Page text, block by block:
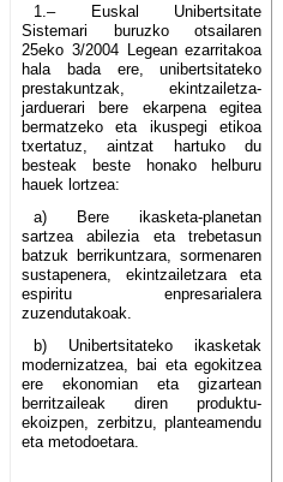
1.– Euskal Unibertsitate
Sistemari buruzko otsailaren
25eko 3/2004 Legean ezarritakoa
hala bada ere, unibertsitateko
prestakuntzak, ekintzailetza-
jarduerari bere ekarpena egitea
bermatzeko eta ikuspegi etikoa
txertatuz, aintzat hartuko du
besteak beste honako helburu
hauek lortzea:
a) Bere ikasketa-planetan
sartzea abilezia eta trebetasun
batzuk berrikuntzara, sormenaren
sustapenera, ekintzailetzara eta
espiritu enpresarialera
zuzendutakoak.
b) Unibertsitateko ikasketak
modernizatzea, bai eta egokitzea
ere ekonomian eta gizartean
berritzaileak diren produktu-
ekoizpen, zerbitzu, planteamendu
eta metodoetara.